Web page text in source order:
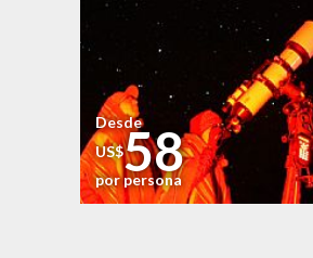
Desde
US$58
por persona